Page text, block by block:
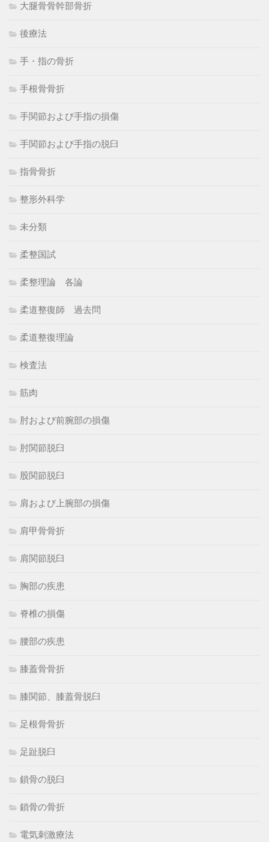
大腿骨骨幹部骨折
後療法
手・指の骨折
手根骨骨折
手関節および手指の損傷
手関節および手指の脱臼
指骨骨折
整形外科学
未分類
柔整国試
柔整理論 各論
柔道整復師 過去問
柔道整復理論
検査法
筋肉
肘および前腕部の損傷
肘関節脱臼
股関節脱臼
肩および上腕部の損傷
肩甲骨骨折
肩関節脱臼
胸部の疾患
脊椎の損傷
腰部の疾患
膝蓋骨骨折
膝関節、膝蓋骨脱臼
足根骨骨折
足趾脱臼
鎖骨の脱臼
鎖骨の骨折
電気刺激療法